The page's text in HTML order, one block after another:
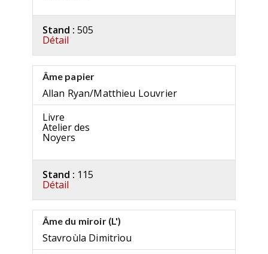
Stand : 505
Détail
Âme papier
Allan Ryan/Matthieu Louvrier
Livre
Atelier des
Noyers
Stand : 115
Détail
Âme du miroir (L')
Stavroùla Dimitrìou